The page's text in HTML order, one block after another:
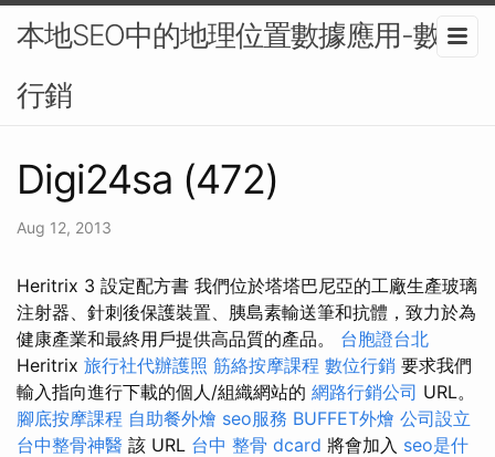
本地SEO中的地理位置數據應用-數位
行銷
Digi24sa (472)
Aug 12, 2013
Heritrix 3 設定配方書 我們位於塔塔巴尼亞的工廠生產玻璃
注射器、針刺後保護裝置、胰島素輸送筆和抗體，致力於為
健康產業和最終用戶提供高品質的產品。 台胞證台北
Heritrix 旅行社代辦護照 筋絡按摩課程 數位行銷 要求我們
輸入指向進行下載的個人/組織網站的 網路行銷公司 URL。
腳底按摩課程 自助餐外燴 seo服務 BUFFET外燴 公司設立
台中整骨神醫 該 URL 台中 整骨 dcard 將會加入 seo是什